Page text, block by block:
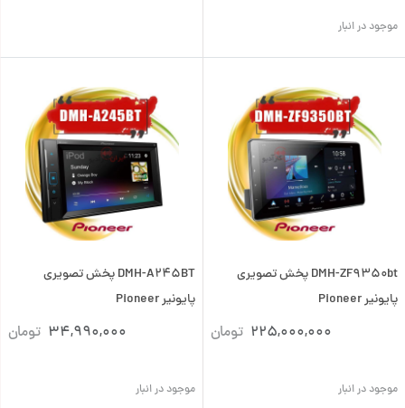
موجود در انبار
DMH-ZF9350bt پخش تصویری
پایونیر Pioneer
225,000,000 تومان
موجود در انبار
DMH-A245BT پخش تصویری
پایونیر Pioneer
34,990,000 تومان
موجود در انبار